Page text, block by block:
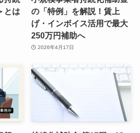
とは
の「特例」を解説！賃上
げ・インボイス活用で最大
250万円補助へ
2026年4月17日